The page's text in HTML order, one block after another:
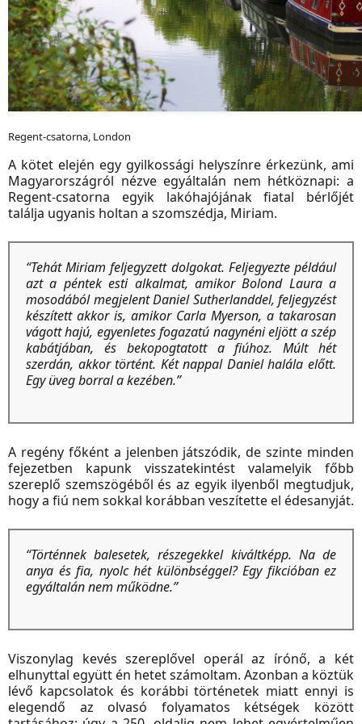
Regent-csatorna, London
A kötet elején egy gyilkossági helyszínre érkezünk, ami
Magyarországról nézve egyáltalán nem hétköznapi: a
Regent-csatorna egyik lakóhajójának fiatal bérlőjét
találja ugyanis holtan a szomszédja, Miriam.
“Tehát Miriam feljegyzett dolgokat. Feljegyezte például
azt a péntek esti alkalmat, amikor Bolond Laura a
mosodából megjelent Daniel Sutherlanddel, feljegyzést
készített akkor is, amikor Carla Myerson, a takarosan
vágott hajú, egyenletes fogazatú nagynéni eljött a szép
kabátjában, és bekopogtatott a fiúhoz. Múlt hét
szerdán, akkor történt. Két nappal Daniel halála előtt.
Egy üveg borral a kezében.”
A regény főként a jelenben játszódik, de szinte minden
fejezetben kapunk visszatekintést valamelyik főbb
szereplő szemszögéből és az egyik ilyenből megtudjuk,
hogy a fiú nem sokkal korábban veszítette el édesanyját.
“Történnek balesetek, részegekkel kiváltképp. Na de
anya és fia, nyolc hét különbséggel? Egy fikcióban ez
egyáltalán nem működne.”
Viszonylag kevés szereplővel operál az írónő, a két
elhunyttal együtt én hetet számoltam. Azonban a köztük
lévő kapcsolatok és korábbi történetek miatt ennyi is
elegendő az olvasó folyamatos kétségek között